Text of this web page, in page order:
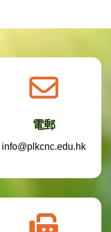
電郵
info@plkcnc.edu.hk